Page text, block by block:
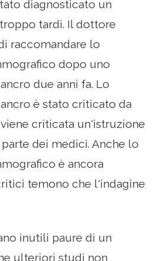
diagnosticato un
tardi. Il dottore
raccomandare lo
dopo uno
due anni fa. Lo
è stato criticato da
criticata un'istruzione
dei medici. Anche lo
è ancora
temono che l'indagine
inutili paure di un
ulteriori studi non